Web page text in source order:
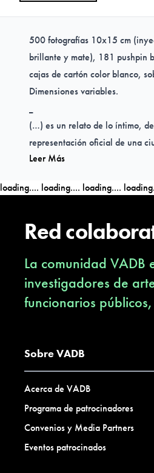
500 fotografías 10x15 cm
brillante y mate), 181 pushpin
cajas de cartón color blanco,
Dimensiones variables.
(…) es un relato de lo íntimo,
representación oficial de una
actual, busca el
Valdivia Capital Americana de
proviene desde las artes, se
valor de las vidas de ochenta
colecciones privadas (copias
como herramienta para el
imaginario que entrega
actual y memoria emotiva,
colectiva (…).
Leer Más
loading.... loading.... loading....
Red
La comunidad
investigadores de
funcionarios
Sobre VADB
Acerca de VADB
Programa de patrocinadores
Convenios y Media Partners
Eventos patrocinados